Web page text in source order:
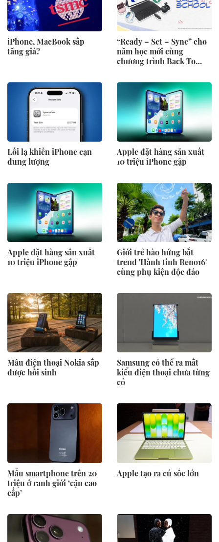
iPhone, MacBook sắp
tăng giá?
“Ready – Set – Sync” cho
năm học mới cùng
chương trình Back To
Lỗi lạ khiến iPhone cạn
dung lượng
Apple đặt hàng sản xuất
10 triệu iPhone gập
Apple đặt hàng sản xuất
10 triệu iPhone gập
Giới trẻ hào hứng bắt
trend 'Hành tinh Reno16'
cùng phụ kiện độc đáo
Mẫu điện thoại Nokia sắp
được hồi sinh
Samsung có thể ra mắt
kiểu điện thoại chưa từng
có
Mẫu smartphone trên 20
triệu ở ranh giới ‘cận cao
cấp’
Apple tạo ra cú sốc lớn